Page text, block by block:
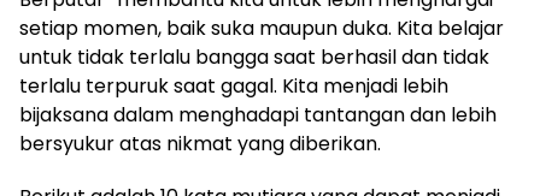
setiap momen, baik suka maupun duka. Kita belajar
untuk tidak terlalu bangga saat berhasil dan tidak
terlalu terpuruk saat gagal. Kita menjadi lebih
bijaksana dalam menghadapi tantangan dan lebih
bersyukur atas nikmat yang diberikan.